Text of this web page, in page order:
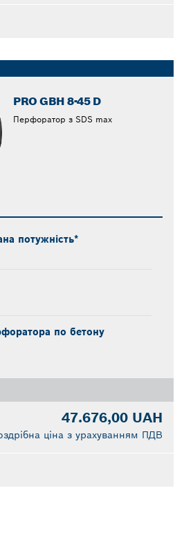
PRO GBH 8-45 D
Перфоратор з SDS max
потужність*
по бетону
47.676,00 UAH
ціна з урахуванням ПДВ